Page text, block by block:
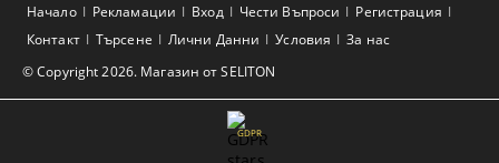
© Copyright 2026. Магазин от SELITON
Начало Рекламации Вход Чести Въпроси
Регистрация
Контакт
Търсене Лични Данни Условия За нас
GDPR